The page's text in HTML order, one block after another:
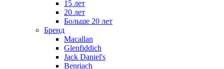
15 лет
20 лет
Больше 20 лет
Бренд
Macallan
Glenfiddich
Jack Daniel's
Benriach